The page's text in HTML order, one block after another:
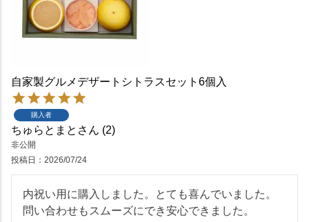
自家製グルメデザートシトラスセット6個入
購入者
ちゅらとまと 2
非公開
投稿日
2026/07/24
内祝い用に購入しました。とても喜んでいました。
問い合わせもスムーズにでき安心できました。